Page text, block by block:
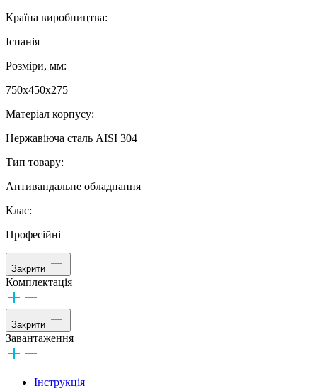
Країна виробництва:
Іспанія
Розміри, мм:
750х450х275
Матеріал корпусу:
Нержавіюча сталь AISI 304
Тип товару:
Антивандальне обладнання
Клас:
Професійні
Закрити
Комплектація
Закрити
Завантаження
Інструкція